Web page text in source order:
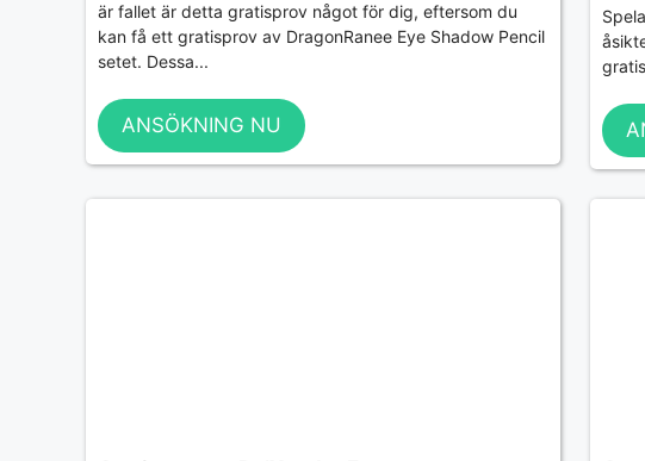
är fallet är detta gratisprov något för dig, eftersom du
kan få ett gratisprov av DragonRanee Eye Shadow Pencil
setet. Dessa...
ANSÖKNING NU